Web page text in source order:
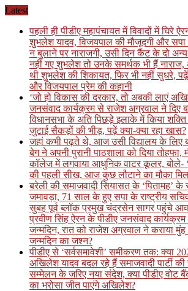
Skip
content
Latest
पहली ही पीडीए महापंचायत में विवादों में घिरे
शुभलेश यादव, विजयपाल की मौजूदगी और
न बुलाने पर नाराजगी, उसी दिन कैंट के दो अन्य
नहीं गए शुभलेश तो उनके समर्थक भी हैं
थी शुभलेश की शिकायत, फिर भी नहीं सुधरे,
और विजयपाल प्रेम की कहानी
‘जो हो विकास की दरकार, तो अबकी लाएं
जनसंवाद कार्यक्रम से राजेश अग्रवाल ने
विधानसभा के अति पिछड़े इलाके में किया
जुटाई सैकड़ों की भीड़, पढ़ें क्या-क्या रहा खास?
जहां कभी पढ़ते थे, आज उसी विद्यालय के लिए
बेग ने अपनी पुरानी पाठशाला को दिया तोहफा,
कॉलेज में लगवाया आधुनिक वाटर कूलर, बोले-
की पहली सीख, आज कुछ लौटाने का मौका
बरेली की समाजवादी सियासत के ‘पितामह’
जमावड़ा, 71 साल के हुए सपा के राष्ट्रीय
सुबह पूर्व ब्लॉक प्रमुख चंद्रसेन सागर पहुंचे
प्रवीण सिंह ऐरन के पीडीए जनसंवाद कार्यक्रम
जन्मदिन, रात को राजेश अग्रवाल ने कराया मुंह
जन्मदिन का जश्न?
पीडीए से ‘सर्वसमावेशी’ समीकरण तक: क्या
अखिलेश यादव बदल रहे हैं समाजवादी पार्टी की
सम्मेलन के जरिए नया संदेश, क्या पीडीए वोट
का भरोसा जीत पाएंगे अखिलेश?